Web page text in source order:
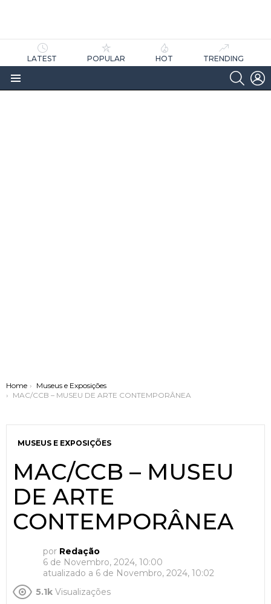
LATEST POPULAR HOT TRENDING
Menu
You are here:
Home
Museus e Exposições
MAC/CCB – MUSEU DE ARTE CONTEMPORÂNEA
MUSEUS E EXPOSIÇÕES
MAC/CCB – MUSEU
DE ARTE
CONTEMPORÂNEA
por Redação
6 de Novembro, 2024, 10:00
atualizado a 6 de Novembro, 2024, 10:02
5.1k Visualizações